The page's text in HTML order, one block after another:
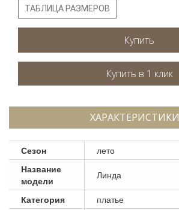
ТАБЛИЦА РАЗМЕРОВ
Купить
ХАРАКТЕРИСТИКИ
Сезон
лето
Название
модели
Линда
Категория
платье